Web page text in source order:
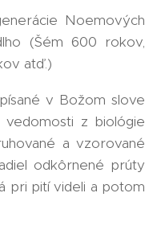
Noemových
(Šém 600 rokov,
atď.)
v Božom slove
z biológie
a vzorované
odkôrnené prúty
pri pití videli a potom